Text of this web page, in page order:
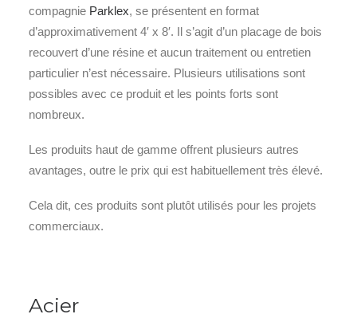
compagnie Parklex, se présentent en format
d’approximativement 4′ x 8′. Il s’agit d’un placage de bois
recouvert d’une résine et aucun traitement ou entretien
particulier n’est nécessaire. Plusieurs utilisations sont
possibles avec ce produit et les points forts sont
nombreux.
Les produits haut de gamme offrent plusieurs autres
avantages, outre le prix qui est habituellement très élevé.
Cela dit, ces produits sont plutôt utilisés pour les projets
commerciaux.
Acier